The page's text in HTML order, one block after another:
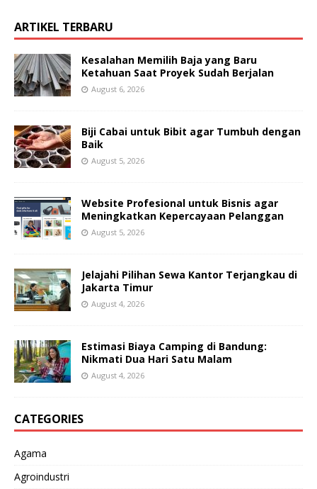
ARTIKEL TERBARU
Kesalahan Memilih Baja yang Baru
Ketahuan Saat Proyek Sudah Berjalan
August 6, 2026
Biji Cabai untuk Bibit agar Tumbuh dengan
Baik
August 5, 2026
Website Profesional untuk Bisnis agar
Meningkatkan Kepercayaan Pelanggan
August 5, 2026
Jelajahi Pilihan Sewa Kantor Terjangkau di
Jakarta Timur
August 4, 2026
Estimasi Biaya Camping di Bandung:
Nikmati Dua Hari Satu Malam
August 4, 2026
CATEGORIES
Agama
Agroindustri